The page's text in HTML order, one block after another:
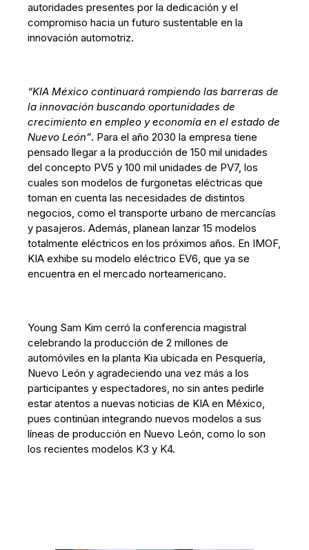
autoridades presentes por la dedicación y el
compromiso hacia un futuro sustentable en la
innovación automotriz.
“KIA México continuará rompiendo las barreras de
la innovación buscando oportunidades de
crecimiento en empleo y economía en el estado de
Nuevo León”. Para el año 2030 la empresa tiene
pensado llegar a la producción de 150 mil unidades
del concepto PV5 y 100 mil unidades de PV7, los
cuales son modelos de furgonetas eléctricas que
toman en cuenta las necesidades de distintos
negocios, como el transporte urbano de mercancías
y pasajeros. Además, planean lanzar 15 modelos
totalmente eléctricos en los próximos años. En IMOF,
KIA exhibe su modelo eléctrico EV6, que ya se
encuentra en el mercado norteamericano.
Young Sam Kim cerró la conferencia magistral
celebrando la producción de 2 millones de
automóviles en la planta Kia ubicada en Pesquería,
Nuevo León y agradeciendo una vez más a los
participantes y espectadores, no sin antes pedirle
estar atentos a nuevas noticias de KIA en México,
pues continúan integrando nuevos modelos a sus
líneas de producción en Nuevo León, como lo son
los recientes modelos K3 y K4.